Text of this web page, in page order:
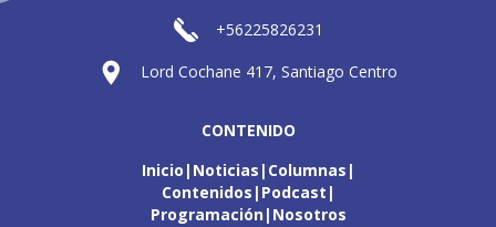
+56225826231
Lord Cochane 417, Santiago Centro
CONTENIDO
Inicio Noticias Columnas
Contenidos Podcast
Programación Nosotros